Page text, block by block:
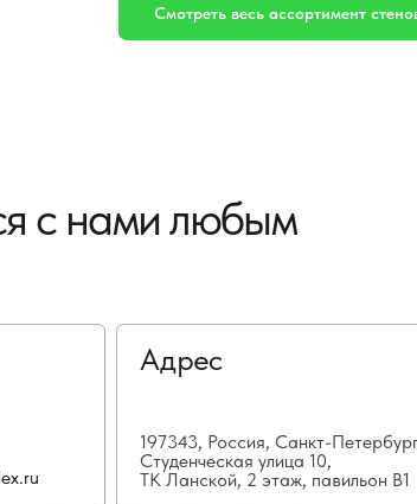
Смотреть весь ассортимент
с нами любым
Адрес
197343, Россия, Санкт-
Студенческая улица 10,
ТК Ланской, 2 этаж, павильон В1